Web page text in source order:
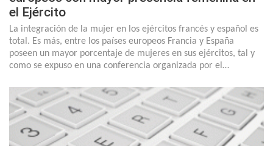
el Ejército
La integración de la mujer en los ejércitos francés y español es
total. Es más, entre los países europeos Francia y España
poseen un mayor porcentaje de mujeres en sus ejércitos, tal y
como se expuso en una conferencia organizada por el…